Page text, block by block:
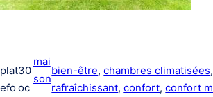
plat
efo
30
oc
mai
son
bien-être, chambres climatisées
rafraîchissant, confort, confort